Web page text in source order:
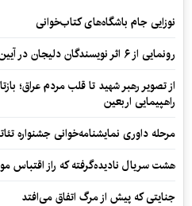
نوزایی جام باشگاه‌های کتاب‌خوانی
رونمایی از ۶ اثر نویسندگان دلیجان در آیین «سر این قلم سلامت»
از تصویر رهبر شهید تا قلب مردم عراق؛
راهپیمایی اربعین
مرحله داوری نمایشنامه‌خوانی جشنواره
هشت سریال نادیده‌گرفته که راز اقتباس
جنایتی که پیش از مرگ اتفاق می‌افتد